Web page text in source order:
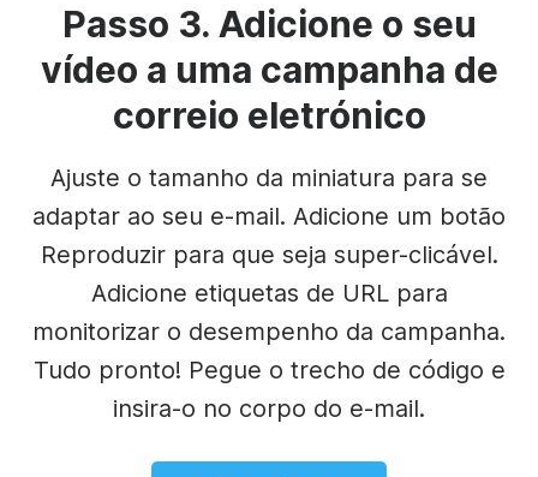
Passo 3. Adicione o seu
vídeo a uma campanha de
correio eletrónico
Ajuste o tamanho da miniatura para se
adaptar ao seu e-mail. Adicione um botão
Reproduzir para que seja super-clicável.
Adicione etiquetas de URL para
monitorizar o desempenho da campanha.
Tudo pronto! Pegue o trecho de código e
insira-o no corpo do e-mail.